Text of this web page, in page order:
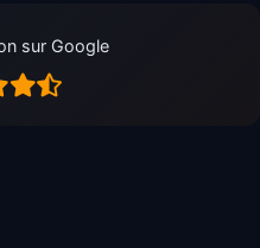
sur Google